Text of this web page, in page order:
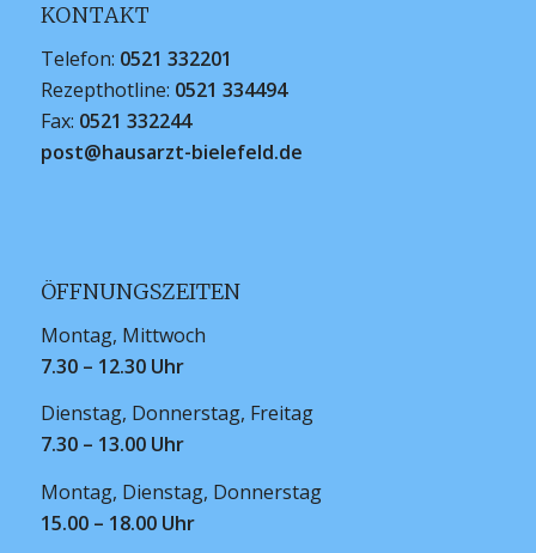
KONTAKT
Telefon: 0521 332201
Rezepthotline: 0521 334494
Fax: 0521 332244
post@hausarzt-bielefeld.de
ÖFFNUNGSZEITEN
Montag, Mittwoch
7.30 – 12.30 Uhr
Dienstag, Donnerstag, Freitag
7.30 – 13.00 Uhr
Montag, Dienstag, Donnerstag
15.00 – 18.00 Uhr